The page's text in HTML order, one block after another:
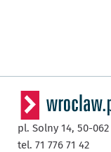
pl. Solny 14, 50-062
tel. 71 776 71 42